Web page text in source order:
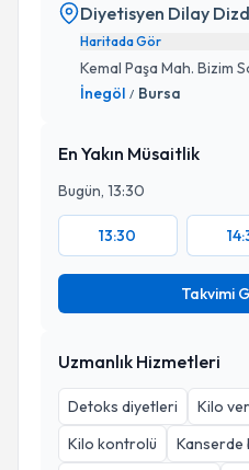
Diyetisyen Dilay
Haritada Gör
Kemal Paşa Mah. Bizim
İnegöl / Bursa
En Yakın Müsaitlik
Bugün, 13:30
13:30
Takvimi
Uzmanlık Hizmetleri
Detoks diyetleri
Kilo
Kilo kontrolü
Kanserde